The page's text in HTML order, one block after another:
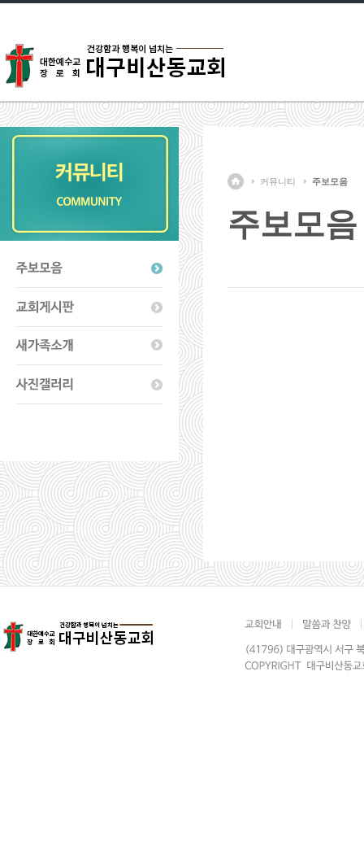
커뮤니티 주보모음
주보모음